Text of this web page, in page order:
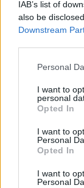
IAB’s list of
also be
Downstream
Please note
not limited to
grant or deny
use your data
consent section.
Personal
I want to
personal
Opted In
I want to
Personal
Opted In
I want to
Personal
υγείας
4Φωτιά σε
και
Πιο
Marfin:
να